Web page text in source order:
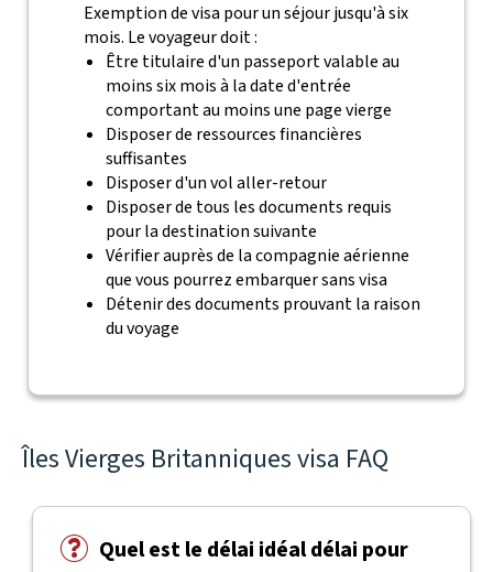
Exemption de visa pour un séjour jusqu'à six
mois. Le voyageur doit :
Être titulaire d'un passeport valable au
moins six mois à la date d'entrée
comportant au moins une page vierge
Disposer de ressources financières
suffisantes
Disposer d'un vol aller-retour
Disposer de tous les documents requis
pour la destination suivante
Vérifier auprès de la compagnie aérienne
que vous pourrez embarquer sans visa
Détenir des documents prouvant la raison
du voyage
Îles Vierges Britanniques visa FAQ
Quel est le délai idéal délai pour